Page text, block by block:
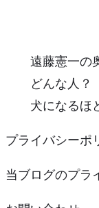
遠藤憲一の
どんな人？
犬になるほ
プライバシーポ
当ブログのプラ